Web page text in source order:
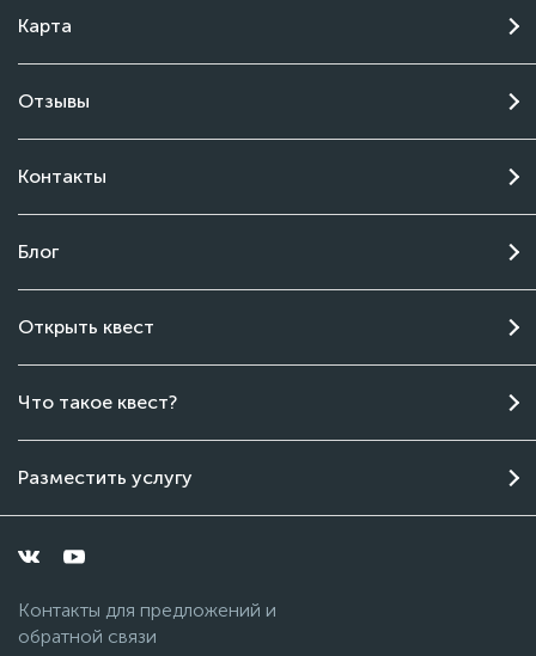
Карта
Отзывы
Контакты
Блог
Открыть квест
Что такое квест?
Разместить услугу
Контакты для предложений и
обратной связи
Онлайн